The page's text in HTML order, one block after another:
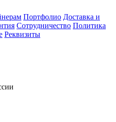
Портфолио Доставка и
Сотрудничество Политика
Реквизиты